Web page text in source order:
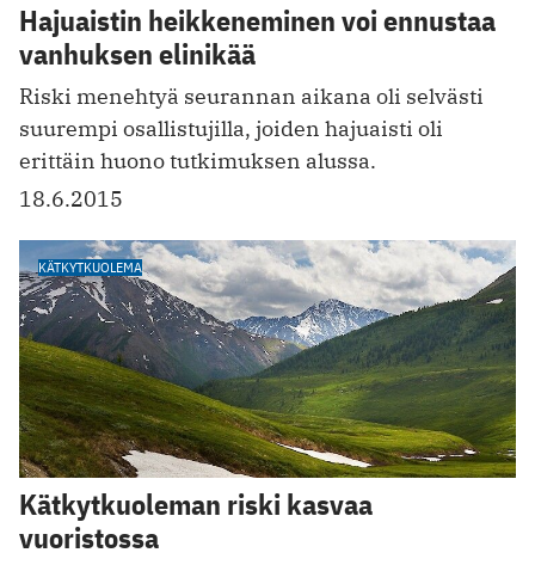
Hajuaistin heikkeneminen voi ennustaa
vanhuksen elinikää
Riski menehtyä seurannan aikana oli selvästi
suurempi osallistujilla, joiden hajuaisti oli
erittäin huono tutkimuksen alussa.
18.6.2015
KÄTKYTKUOLEMA
Kätkytkuoleman riski kasvaa
vuoristossa